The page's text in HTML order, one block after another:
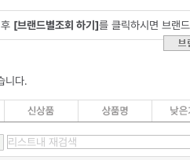
[브랜드별조회 하기]를 클릭하시면 브랜
니다.